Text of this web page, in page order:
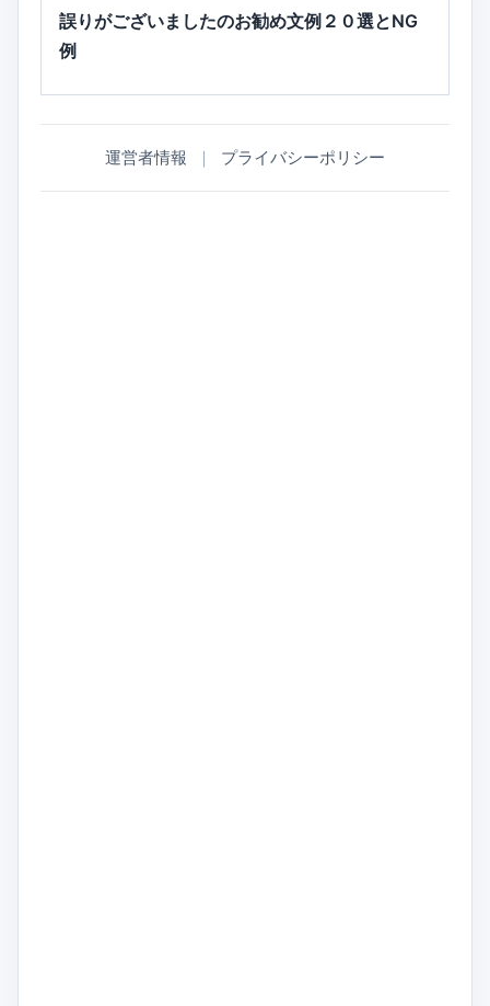
誤りがございましたのお勧め文例２０選とNG
例
運営者情報 ｜ プライバシーポリシー